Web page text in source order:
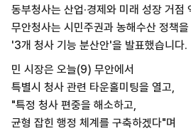
동부청사는 산업·경제와 미래 성장 거점
무안청사는 시민주권과 농해수산 정책
'3개 청사 기능 분산안'을 발표했습니다.
민 시장은 오늘(9) 무안에서
특별시 청사 관련 타운홀미팅을 열고,
"특정 청사 편중을 해소하고,
균형 잡힌 행정 체계를 구축하겠다"며